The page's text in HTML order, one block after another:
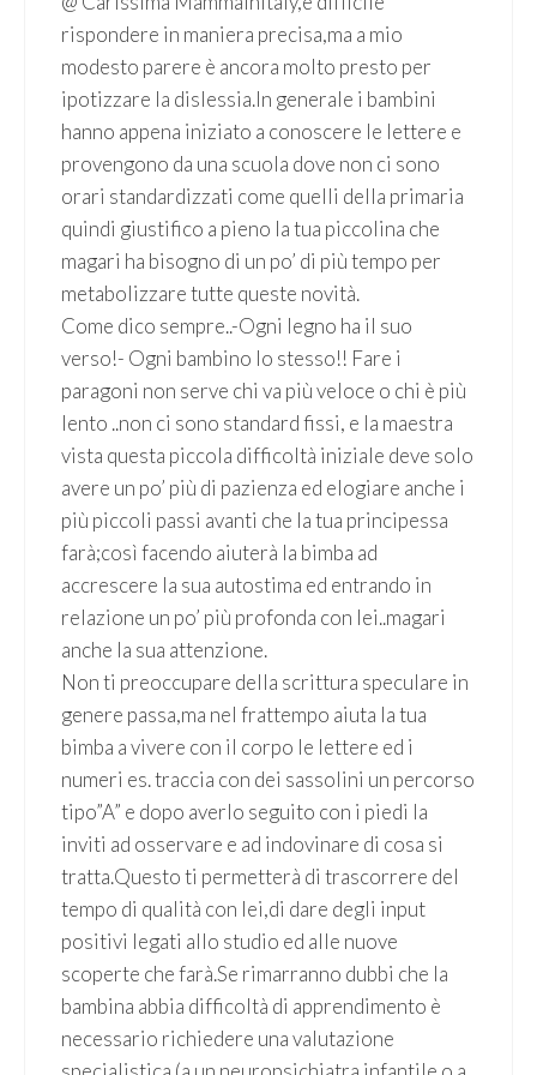
rispondere in maniera precisa,ma a mio
modesto parere è ancora molto presto per
ipotizzare la dislessia.In generale i bambini
hanno appena iniziato a conoscere le lettere e
provengono da una scuola dove non ci sono
orari standardizzati come quelli della primaria
quindi giustifico a pieno la tua piccolina che
magari ha bisogno di un po’ di più tempo per
metabolizzare tutte queste novità.
Come dico sempre..-Ogni legno ha il suo
verso!- Ogni bambino lo stesso!! Fare i
paragoni non serve chi va più veloce o chi è più
lento ..non ci sono standard fissi, e la maestra
vista questa piccola difficoltà iniziale deve solo
avere un po’ più di pazienza ed elogiare anche i
più piccoli passi avanti che la tua principessa
farà;così facendo aiuterà la bimba ad
accrescere la sua autostima ed entrando in
relazione un po’ più profonda con lei..magari
anche la sua attenzione.
Non ti preoccupare della scrittura speculare in
genere passa,ma nel frattempo aiuta la tua
bimba a vivere con il corpo le lettere ed i
numeri es. traccia con dei sassolini un percorso
tipo”A” e dopo averlo seguito con i piedi la
inviti ad osservare e ad indovinare di cosa si
tratta.Questo ti permetterà di trascorrere del
tempo di qualità con lei,di dare degli input
positivi legati allo studio ed alle nuove
scoperte che farà.Se rimarranno dubbi che la
bambina abbia difficoltà di apprendimento è
necessario richiedere una valutazione